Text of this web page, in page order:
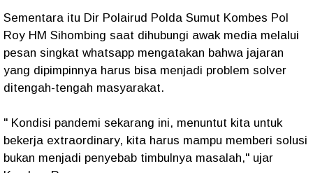
Sementara itu Dir Polairud Polda Sumut Kombes Pol
Roy HM Sihombing saat dihubungi awak media melalui
pesan singkat whatsapp mengatakan bahwa jajaran
yang dipimpinnya harus bisa menjadi problem solver
ditengah-tengah masyarakat.
" Kondisi pandemi sekarang ini, menuntut kita untuk
bekerja extraordinary, kita harus mampu memberi solusi
bukan menjadi penyebab timbulnya masalah," ujar